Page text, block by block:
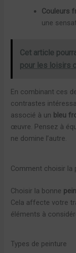
Couleurs
une
Cet article
pour les loisirs
En combinant ces
contrastes
associé à un bleu
œuvre. Pensez à
ne domine l’autre.
Comment choisir la
Choisir la bonne
Cela affecte votre
éléments à
Types de peinture